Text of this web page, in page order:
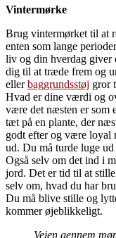
Vintermørke
Brug vintermørket til at
enten som lange
liv og din hverdag giver
dig til at træde frem og
ellerbaggrundsstøj gror
Hvad er dine værdi og
være det næsten er som
tæt på en plante, der
godt efter og være loyal
ud. Du må turde luge
Også selv om det ind i
jord. Det er tid til at
selv om, hvad du har
Du må blive stille og
kommer øjeblikkeligt.
Vejen gennem